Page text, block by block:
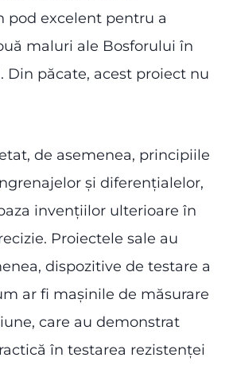
pod excelent pentru a
maluri ale Bosforului în
Din păcate, acest proiect nu
de asemenea, principiile
și diferențialelor,
invențiilor ulterioare în
Proiectele sale au
dispozitive de testare a
ar fi mașinile de măsurare
care au demonstrat
în testarea rezistenței